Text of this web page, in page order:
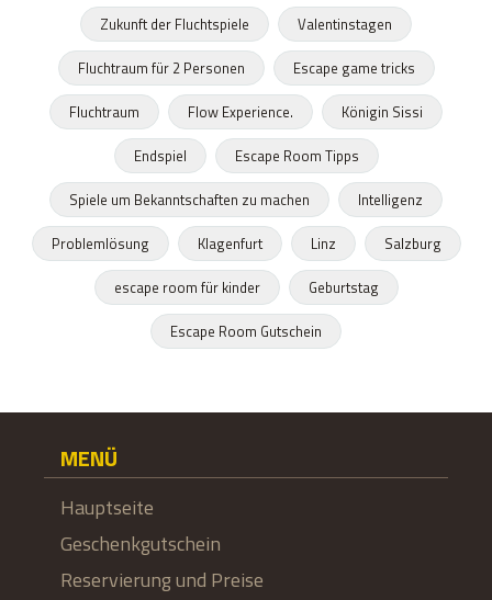
Zukunft der Fluchtspiele
Valentinstagen
Fluchtraum für 2 Personen
Escape game tricks
Fluchtraum
Flow Experience.
Königin Sissi
Endspiel
Escape Room Tipps
Spiele um Bekanntschaften zu machen
Intelligenz
Problemlösung
Klagenfurt Linz
Salzburg
escape room für kinder
Geburtstag
Escape Room Gutschein
MENÜ
Hauptseite
Geschenkgutschein
Reservierung und Preise